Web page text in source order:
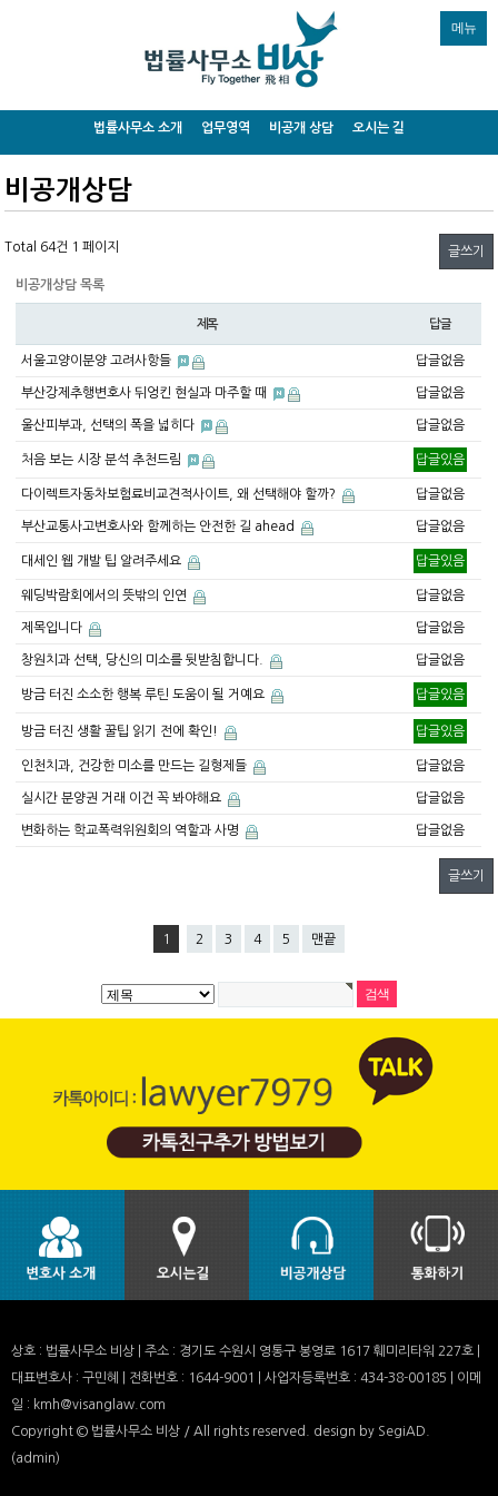
메뉴
법률사무소 소개 업무영역 비공개 상담 오시는 길
비공개상담
Total 64건 1 페이지 글쓰기
비공개상담 목록
제목 답글
서울고양이분양 고려사항들 답글없음
부산강제추행변호사 뒤엉킨 현실과 마주할 때 답글없음
울산피부과, 선택의 폭을 넓히다 답글없음
처음 보는 시장 분석 추천드림 답글있음
다이렉트자동차보험료비교견적사이트, 왜 선택해야 할까? 답글없음
부산교통사고변호사와 함께하는 안전한 길 ahead 답글없음
대세인 웹 개발 팁 알려주세요 답글있음
웨딩박람회에서의 뜻밖의 인연 답글없음
제목입니다 답글없음
창원치과 선택, 당신의 미소를 뒷받침합니다. 답글없음
방금 터진 소소한 행복 루틴 도움이 될 거예요 답글있음
방금 터진 생활 꿀팁 읽기 전에 확인! 답글있음
인천치과, 건강한 미소를 만드는 길형제들 답글없음
실시간 분양권 거래 이건 꼭 봐야해요 답글없음
변화하는 학교폭력위원회의 역할과 사명 답글없음
글쓰기
1 2 3 4 5 맨끝
상호 : 법률사무소 비상 | 주소 : 경기도 수원시 영통구 봉영로 1617 훼미리타워 227호 |
대표변호사 : 구민혜 | 전화번호 : 1644-9001 | 사업자등록번호 : 434-38-00185 | 이메
일 : kmh@visanglaw.com
Copyright © 법률사무소 비상 / All rights reserved. design by SegiAD.
(admin)